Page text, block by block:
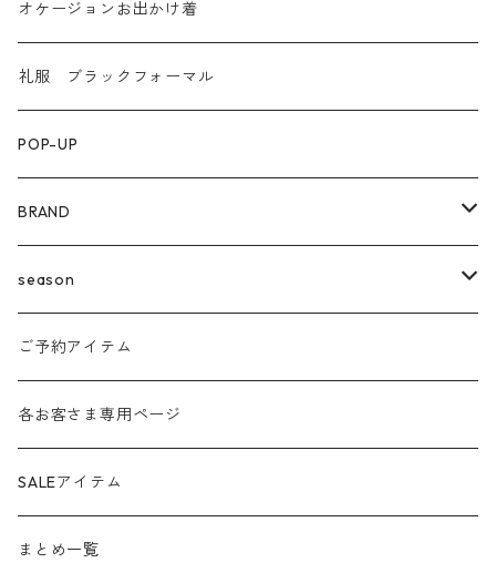
オケージョンお出かけ着
礼服 ブラックフォーマル
POP-UP
BRAND
agnost
amo
anana
ante aciem
any
season
24ss
24aw
25ss
25aw
ご予約アイテム
各お客さま専用ページ
SALEアイテム
まとめ一覧